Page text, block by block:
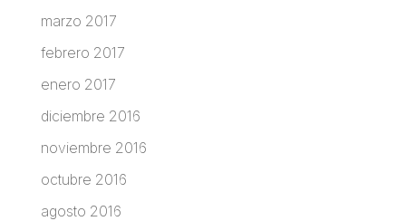
marzo 2017
febrero 2017
enero 2017
diciembre 2016
noviembre 2016
octubre 2016
agosto 2016